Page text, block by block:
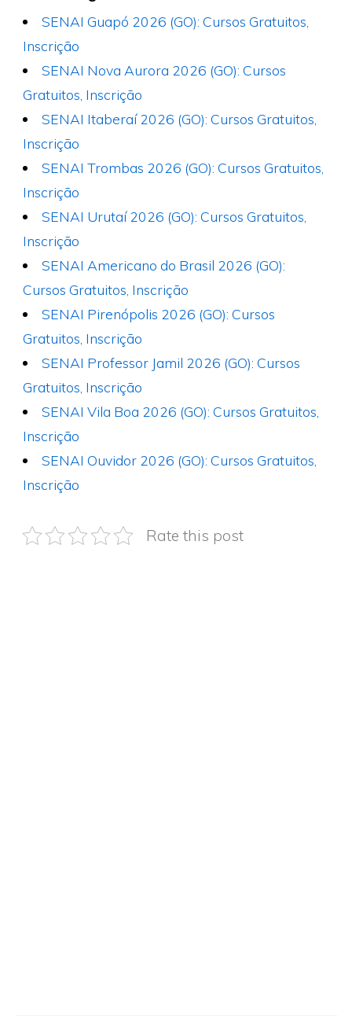
SENAI Guapó 2026 (GO): Cursos Gratuitos,
Inscrição
SENAI Nova Aurora 2026 (GO): Cursos
Gratuitos, Inscrição
SENAI Itaberaí 2026 (GO): Cursos Gratuitos,
Inscrição
SENAI Trombas 2026 (GO): Cursos Gratuitos,
Inscrição
SENAI Urutaí 2026 (GO): Cursos Gratuitos,
Inscrição
SENAI Americano do Brasil 2026 (GO):
Cursos Gratuitos, Inscrição
SENAI Pirenópolis 2026 (GO): Cursos
Gratuitos, Inscrição
SENAI Professor Jamil 2026 (GO): Cursos
Gratuitos, Inscrição
SENAI Vila Boa 2026 (GO): Cursos Gratuitos,
Inscrição
SENAI Ouvidor 2026 (GO): Cursos Gratuitos,
Inscrição
Rate this post